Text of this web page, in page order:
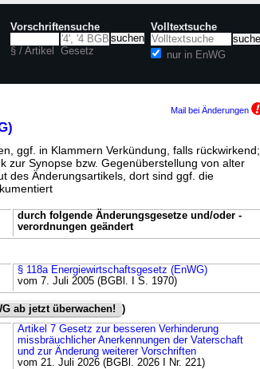
Vorschriftensuche
§ / Artikel Gesetz
Volltextsuche
nur in EnWG
Mail bei Änderungen
ggf. in Klammern Verkündung, falls rückwirkend;
zur Synopse bzw. Gegenüberstellung von alter
des Änderungsartikels, dort sind ggf. die
durch folgende Änderungsgesetze und/oder -
verordnungen geändert
§ 118a Energiewirtschaftsgesetz (EnWG)
vom 7. Juli 2005 (BGBl. I S. 1970)
ab jetzt überwachen!
)
Artikel 7 Gesetz zur besseren Verhinderung
missbräuchlicher Anerkennungen der Vaterschaft
und zur Änderung weiterer Vorschriften
vom 21. Juli 2026 (BGBl. 2026 I Nr. 221)